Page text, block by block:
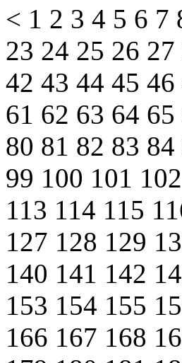
< 1 2 3 4 5 6 7
23 24 25 26 27
42 43 44 45 46
61 62 63 64 65
80 81 82 83 84
99 100 101 102
113 114 115
127 128 129
140 141 142
153 154 155
166 167 168